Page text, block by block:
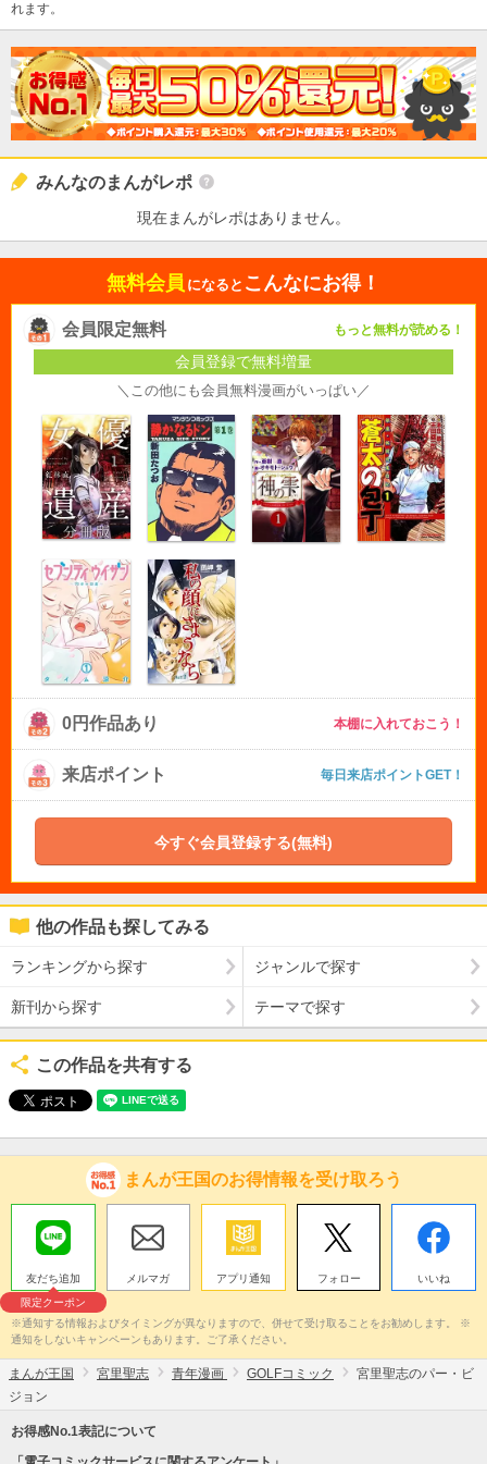
れます。
みんなのまんがレポ
現在まんがレポはありません。
無料会員 になると こんなにお得！
会員限定無料 もっと無料が読める！
会員登録で無料増量
＼この他にも会員無料漫画がいっぱい／
0円作品あり 本棚に入れておこう！
来店ポイント 毎日来店ポイントGET！
今すぐ会員登録する(無料)
他の作品も探してみる
ランキングから探す ジャンルで探す
新刊から探す テーマで探す
この作品を共有する
まんが王国のお得情報を受け取ろう
友だち追加
限定クーポン
メルマガ アプリ通知 フォロー いいね
※通知する情報およびタイミングが異なりますので、併せて受け取ることをお勧めします。 ※
通知をしないキャンペーンもあります。ご了承ください。
まんが王国 宮里聖志 青年漫画 GOLFコミック
宮里聖志のパー・ビ
ジョン
お得感No.1表記について